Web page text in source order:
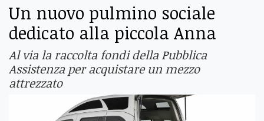
Un nuovo pulmino sociale
dedicato alla piccola Anna
Al via la raccolta fondi della Pubblica
Assistenza per acquistare un mezzo
attrezzato